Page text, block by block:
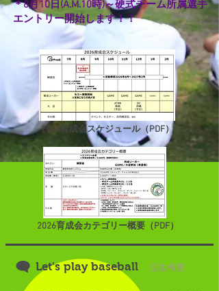
＊8月10日(A.M.10時)～硬式チーム所属選手
エントリー開始します！！
2026育成会スケジュール（PDF）
2026育成会カテゴリー概要（PDF）
Let's play baseball 活動概要